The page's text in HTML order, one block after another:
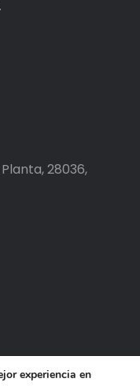
28036,
experiencia en